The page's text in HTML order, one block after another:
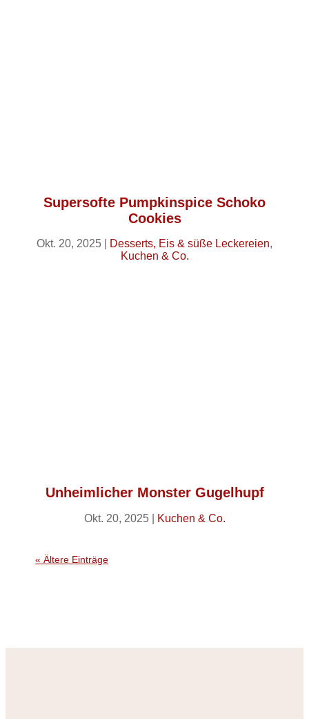
Supersofte Pumpkinspice Schoko
Cookies
Okt. 20, 2025 Desserts, Eis & süße Leckereien,
Kuchen & Co.
Unheimlicher Monster Gugelhupf
Okt. 20, 2025| Kuchen & Co.
« Ältere Einträge